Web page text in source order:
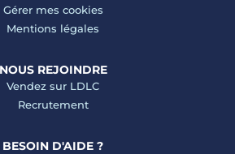
Gérer mes cookies
Mentions légales
NOUS REJOINDRE
Vendez sur LDLC
Recrutement
BESOIN D'AIDE ?